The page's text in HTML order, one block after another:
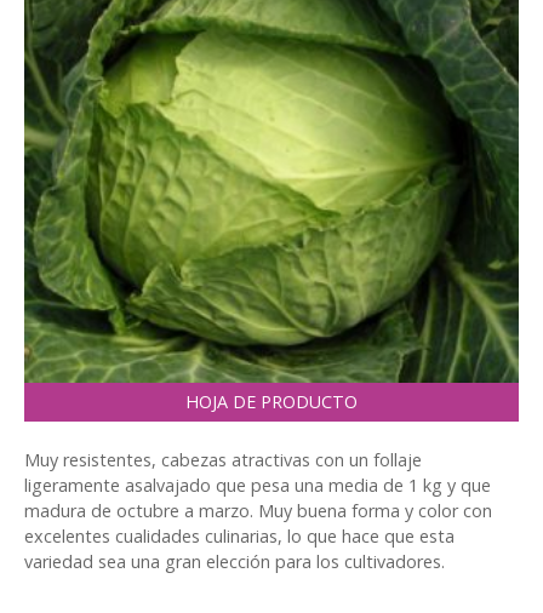
HOJA DE PRODUCTO
Muy resistentes, cabezas atractivas con un follaje
ligeramente asalvajado que pesa una media de 1 kg y que
madura de octubre a marzo. Muy buena forma y color con
excelentes cualidades culinarias, lo que hace que esta
variedad sea una gran elección para los cultivadores.